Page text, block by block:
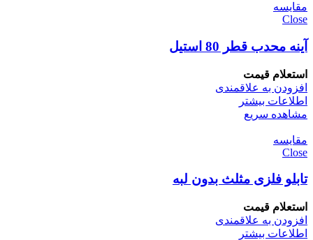
مقایسه
Close
آینه محدب قطر 80 استیل
استعلام قیمت
افزودن به علاقمندی
اطلاعات بیشتر
مشاهده سریع
مقایسه
Close
تابلو فلزی مثلث بدون لبه
استعلام قیمت
افزودن به علاقمندی
اطلاعات بیشتر